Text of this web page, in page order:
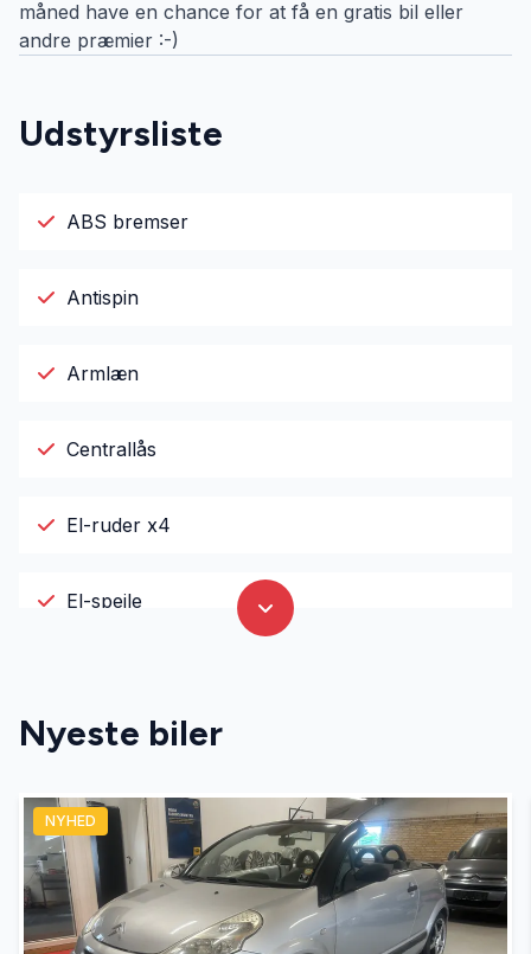
måned have en chance for at få en gratis bil eller
andre præmier :-)
Udstyrsliste
ABS bremser
Antispin
Armlæn
Centrallås
El-ruder x4
El-spejle
Højdejusterbart førersæde
Infocenter
Isofix
Nyeste biler
NYHED